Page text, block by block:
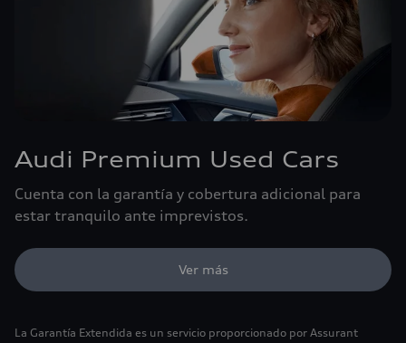
Audi Premium Used Cars
Cuenta con la garantía y cobertura adicional para
estar tranquilo ante imprevistos.
Ver más
La Garantía Extendida es un servicio proporcionado por Assurant